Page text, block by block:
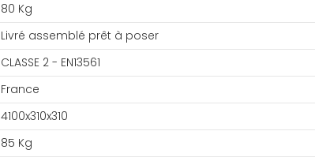
80 Kg
Livré assemblé prêt à poser
CLASSE 2 - EN13561
France
4100x310x310
85 Kg